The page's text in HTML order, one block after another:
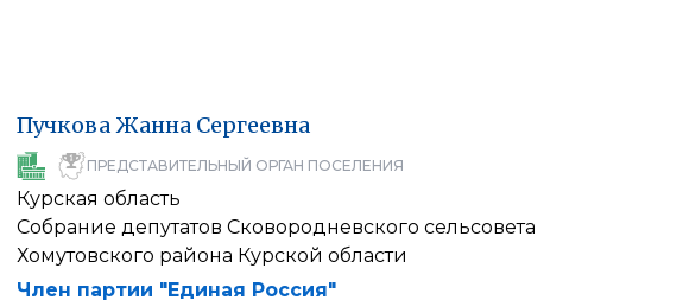
ПучковаЖанна Сергеевна
ПРЕДСТАВИТЕЛЬНЫЙ ОРГАН ПОСЕЛЕНИЯ
Курская область
Собрание депутатов Сковородневского сельсовета
Хомутовского района Курской области
Член партии "Единая Россия"